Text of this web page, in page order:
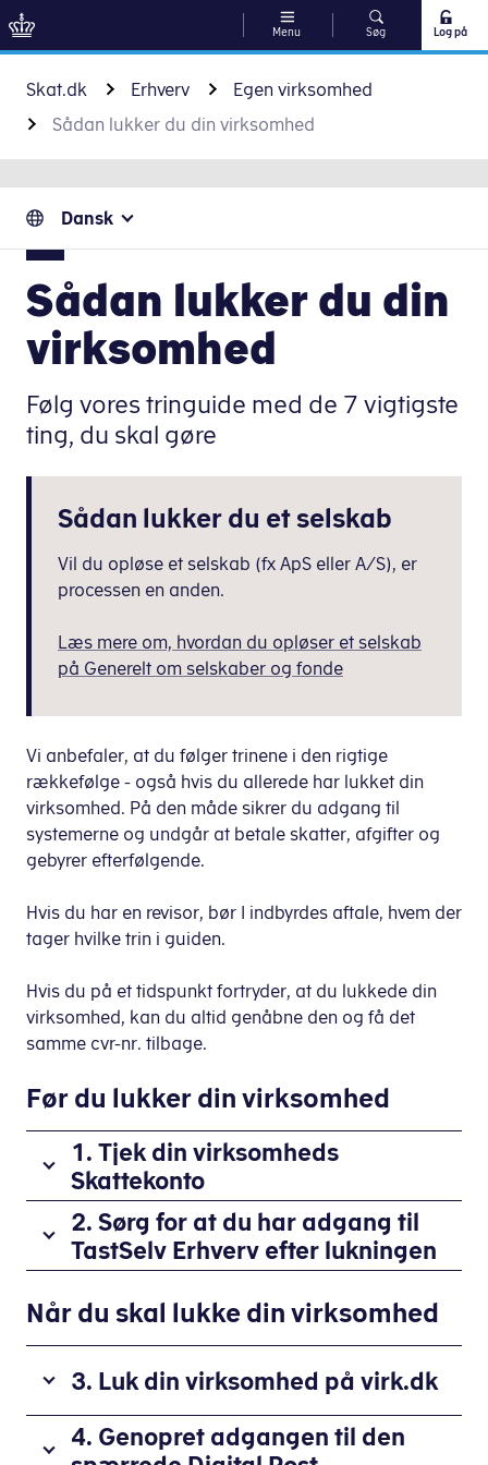
Gå til indhold
Menu Søg Log på
Skat.dk Erhverv
Egen virksomhed
Sådan lukker du din virksomhed
Dansk
Sådan lukker du din
virksomhed
Følg vores tringuide med de 7 vigtigste
ting, du skal gøre
Sådan lukker du et selskab
Vil du opløse et selskab (fx ApS eller A/S), er
processen en anden.
Læs mere om, hvordan du opløser et selskab
på Generelt om selskaber og fonde
Vi anbefaler, at du følger trinene i den rigtige
rækkefølge - også hvis du allerede har lukket din
virksomhed. På den måde sikrer du adgang til
systemerne og undgår at betale skatter, afgifter og
gebyrer efterfølgende.
Hvis du har en revisor, bør I indbyrdes aftale, hvem der
tager hvilke trin i guiden.
Hvis du på et tidspunkt fortryder, at du lukkede din
virksomhed, kan du altid genåbne den og få det
samme cvr-nr. tilbage.
Før du lukker din virksomhed
1. Tjek din virksomheds
Skattekonto
du
lukker
virksomhed,
skal
ind
på
2. Sørg for at du har adgang til
TastSelv Erhverv efter lukningen
du
virksomhed,
skal
Når du skal lukke din virksomhed
3. Luk din virksomhed på virk.dk
er
4. Genopret adgangen til den